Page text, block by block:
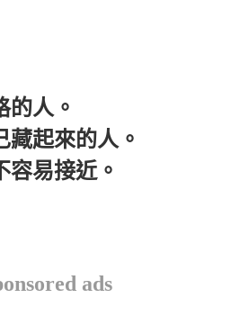
的人。
藏起來的人。
容易接近。
ads